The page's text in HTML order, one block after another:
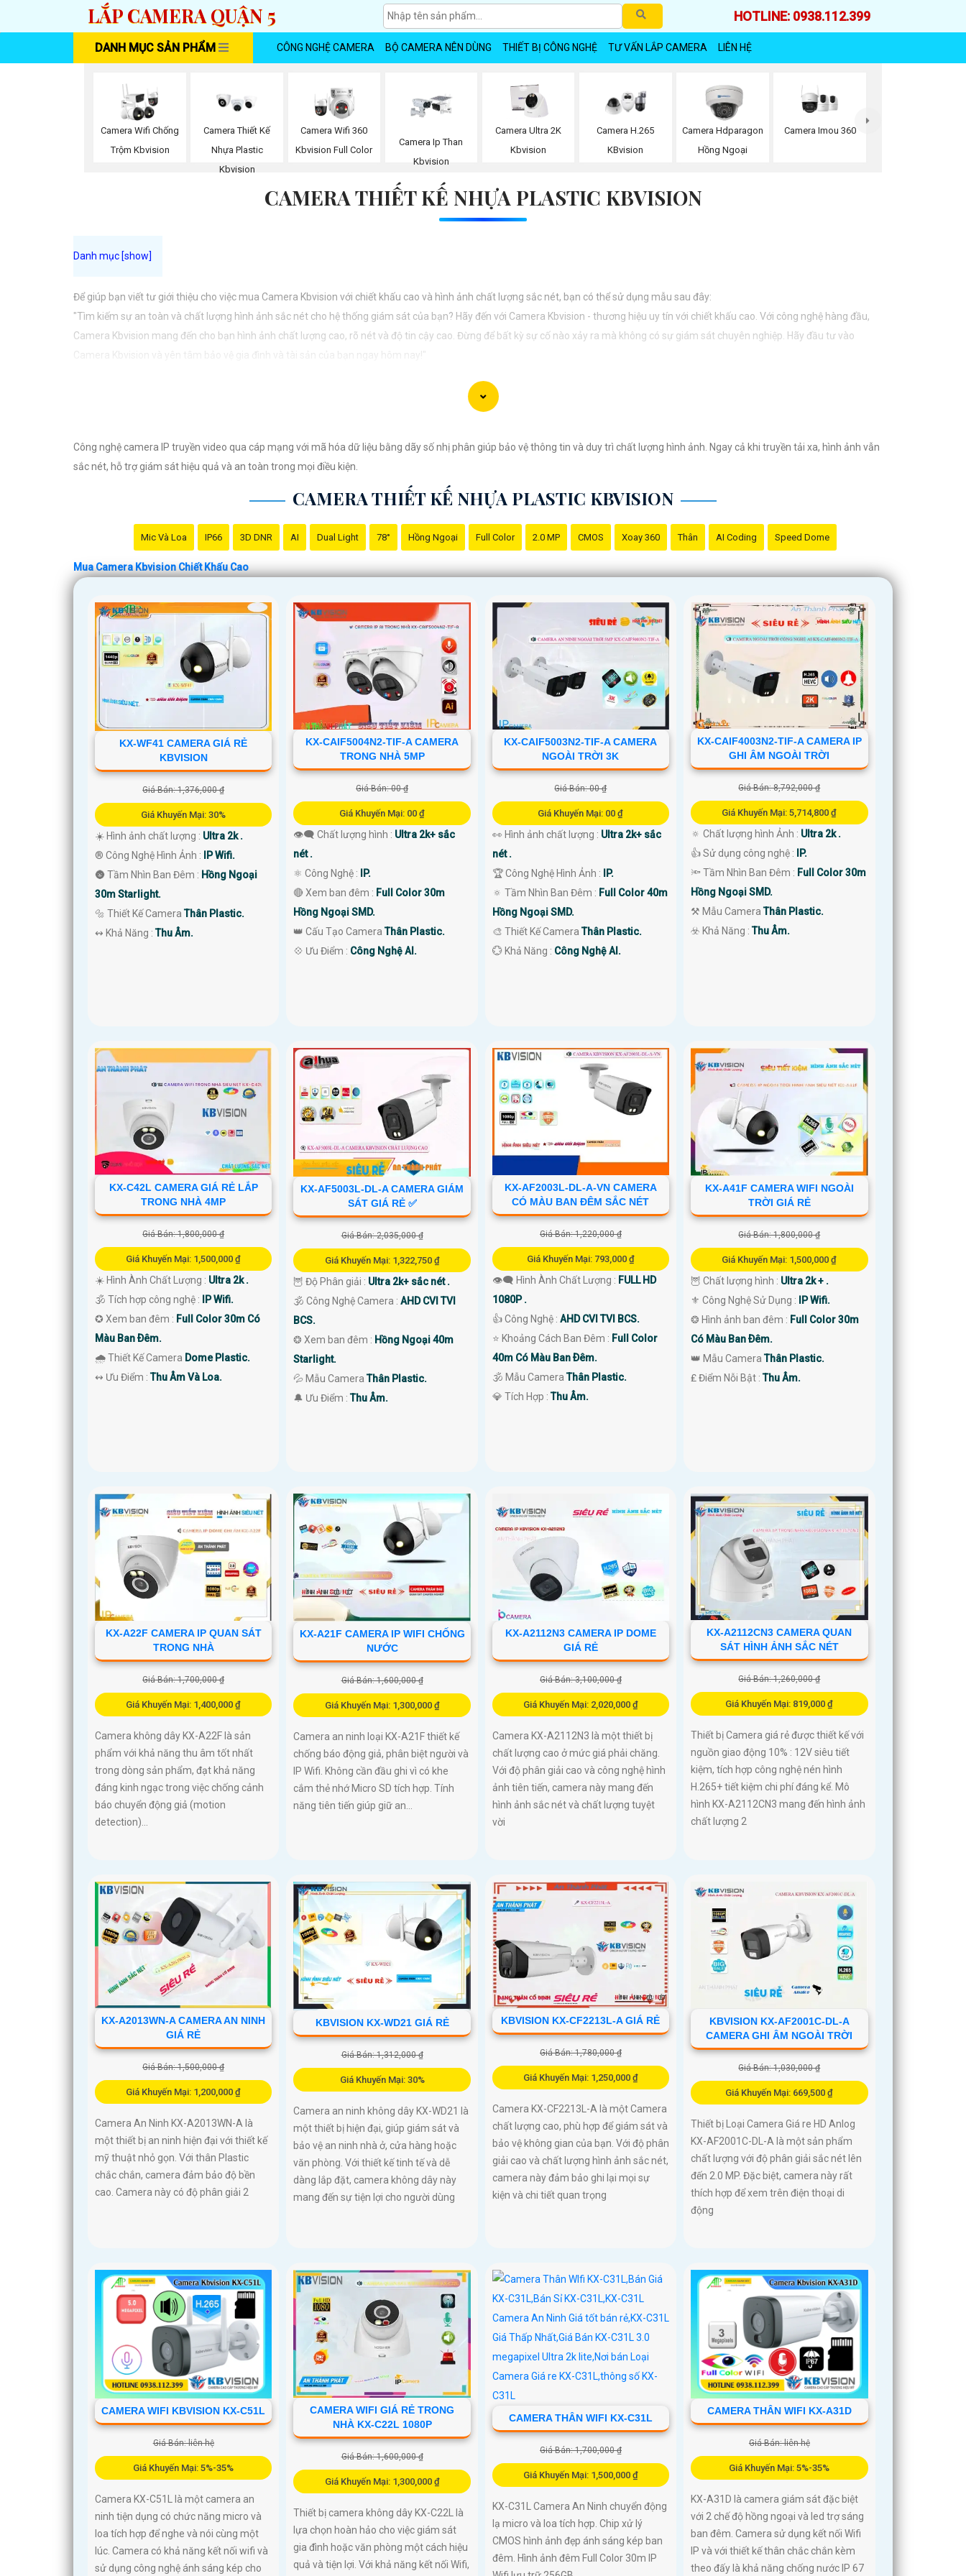
LẮP CAMERA QUẬN 5 HOTLINE: 0938.112.399
DANH MỤC SẢN PHẨM CÔNG NGHỆ CAMERA BỘ CAMERA NÊN DÙNG THIẾT BỊ CÔNG NGHỆ TƯ VẤN LẮP CAMERA LIÊN HỆ
Camera Wifi Chống
Trộm Kbvision
Camera Thiết Kế
Nhựa Plastic
Kbvision
Camera Wifi 360
Kbvision Full Color
Camera Ip Than
Kbvision
Camera Ultra 2K
Kbvision
Camera H.265
KBvision
Camera Hdparagon
Hồng Ngoại
Camera Imou 360
CAMERA THIẾT KẾ NHỰA PLASTIC KBVISION
Để giúp bạn viết tư giới thiệu cho việc mua Camera Kbvision với chiết khấu cao và hình ảnh chất lượng sắc nét, bạn có thể sử dụng mẫu sau đây:
"Tìm kiếm sự an toàn và chất lượng hình ảnh sắc nét cho hệ thống giám sát của bạn? Hãy đến với Camera Kbvision - thương hiệu uy tín với chiết khấu cao. Với công nghệ hàng đầu,
Camera Kbvision mang đến cho bạn hình ảnh chất lượng cao, rõ nét và độ tin cậy cao. Đừng để bất kỳ sự cố nào xảy ra mà không có sự giám sát chuyên nghiệp. Hãy đầu tư vào
Camera Kbvision và yên tâm bảo vệ gia đình và tài sản của bạn ngay hôm nay!"
Công nghệ camera IP truyền video qua cáp mạng với mã hóa dữ liệu bằng dãy số nhị phân giúp bảo vệ thông tin và duy trì chất lượng hình ảnh. Ngay cả khi truyền tải xa, hình ảnh vẫn
sắc nét, hỗ trợ giám sát hiệu quả và an toàn trong mọi điều kiện.
CAMERA THIẾT KẾ NHỰA PLASTIC KBVISION
Mic Và Loa IP66 3D DNR AI Dual Light 78° Hồng Ngoại Full Color 2.0 MP CMOS Xoay 360 Thân AI Coding Speed Dome
Mua Camera Kbvision Chiết Khấu Cao
KX-WF41 CAMERA GIÁ RẺ
KBVISION
Giá Bán: 1,376,000 ₫
Giá Khuyến Mại: 30%
☀️ Hình ảnh chất lượng : Ultra 2k .
®️ Công Nghệ Hình Ảnh :
IP Wifi.
🌚 Tầm Nhìn Ban Đêm : Hồng Ngoại
30m Starlight.
🔩 Thiết Kế CameraThân Plastic.
️↭ Khả Năng :Thu Âm.
KX-CAIF5004N2-TIF-A CAMERA
TRONG NHÀ 5MP
Giá Bán: 00 ₫
Giá Khuyến Mại: 00 ₫
👁️‍🗨 Chất lượng hình : Ultra 2k+ sắc
nét .
⚛️ Công Nghệ :
IP.
🔴 Xem ban đêm : Full Color 30m
Hồng Ngoại SMD.
👑 Cấu Tạo CameraThân Plastic.
️💠 Ưu Điểm : Công Nghệ AI.
KX-CAIF5003N2-TIF-A CAMERA
NGOÀI TRỜI 3K
Giá Bán: 00 ₫
Giá Khuyến Mại: 00 ₫
👀 Hình ảnh chất lượng : Ultra 2k+ sắc
nét .
🏆 Công Nghệ Hình Ảnh :
IP.
🔅 Tầm Nhìn Ban Đêm : Full Color 40m
Hồng Ngoại SMD.
🎨 Thiết Kế CameraThân Plastic.
️💮 Khả Năng : Công Nghệ AI.
KX-CAIF4003N2-TIF-A CAMERA IP
GHI ÂM NGOÀI TRỜI
Giá Bán: 8,792,000 ₫
Giá Khuyến Mại: 5,714,800 ₫
🔅 Chất lượng hình Ảnh : Ultra 2k .
👍 Sử dụng công nghệ :
IP.
🔦 Tầm Nhìn Ban Đêm : Full Color 30m
Hồng Ngoại SMD.
⚒ Mẫu CameraThân Plastic.
️☣️ Khả Năng :Thu Âm.
KX-C42L CAMERA GIÁ RẺ LẮP
TRONG NHÀ 4MP
Giá Bán: 1,800,000 ₫
Giá Khuyến Mại: 1,500,000 ₫
☀️ Hình Ành Chất Lượng : Ultra 2k .
🕉️ Tích hợp công nghệ :
IP Wifi.
✪ Xem ban đêm : Full Color 30m Có
Màu Ban Ðêm.
🌧️ Thiết Kế Camera Dome Plastic.
️↭ Ưu Điểm :Thu Âm Và Loa.
KX-AF5003L-DL-A CAMERA GIÁM
SÁT GIÁ RẺ ✅
Giá Bán: 2,035,000 ₫
Giá Khuyến Mại: 1,322,750 ₫
🦉 Độ Phân giải : Ultra 2k+ sắc nét .
🕉️ Công Nghệ Camera :AHD CVI TVI
BCS.
❂ Xem ban đêm : Hồng Ngoại 40m
Starlight.
💦 Mẫu CameraThân Plastic.
️🔔 Ưu Điểm :Thu Âm.
KX-AF2003L-DL-A-VN CAMERA
CÓ MÀU BAN ĐÊM SẮC NÉT
Giá Bán: 1,220,000 ₫
Giá Khuyến Mại: 793,000 ₫
👁️‍🗨 Hình Ành Chất Lượng : FULL HD
1080P .
👍 Công Nghệ : AHD CVI TVI BCS.
⭐ Khoảng Cách Ban Đêm : Full Color
40m Có Màu Ban Ðêm.
🕉️ Mẫu CameraThân Plastic.
️💎 Tích Hợp :Thu Âm.
KX-A41F CAMERA WIFI NGOÀI
TRỜI GIÁ RẺ
Giá Bán: 1,800,000 ₫
Giá Khuyến Mại: 1,500,000 ₫
🦉 Chất lượng hình : Ultra 2k + .
⚜️ Công Nghệ Sử Dụng : IP Wifi.
❂ Hình ảnh ban đêm : Full Color 30m
Có Màu Ban Ðêm.
👑 Mẫu CameraThân Plastic.
️₤ Điểm Nỗi Bật :Thu Âm.
KX-A22F CAMERA IP QUAN SÁT
TRONG NHÀ
Giá Bán: 1,700,000 ₫
Giá Khuyến Mại: 1,400,000 ₫
Camera không dây KX-A22F là sản
phẩm với khả năng thu âm tốt nhất
trong dòng sản phẩm, đạt khả năng
đáng kinh ngạc trong việc chống cảnh
báo chuyển động giả (motion
detection)...
KX-A21F CAMERA IP WIFI CHỐNG
NƯỚC
Giá Bán: 1,600,000 ₫
Giá Khuyến Mại: 1,300,000 ₫
Camera an ninh loại KX-A21F thiết kế
chống báo động giả, phân biệt người và
IP Wifi. Không cần đầu ghi vì có khe
cắm thẻ nhớ Micro SD tích hợp. Tính
năng tiên tiến giúp giữ an...
KX-A2112N3 CAMERA IP DOME
GIÁ RẺ
Giá Bán: 3,100,000 ₫
Giá Khuyến Mại: 2,020,000 ₫
Camera KX-A2112N3 là một thiết bị
chất lượng cao ở mức giá phải chăng.
Với độ phân giải cao và công nghệ hình
ảnh tiên tiến, camera này mang đến
hình ảnh sắc nét và chất lượng tuyệt
vời
KX-A2112CN3 CAMERA QUAN
SÁT HÌNH ẢNH SẮC NÉT
Giá Bán: 1,260,000 ₫
Giá Khuyến Mại: 819,000 ₫
Thiết bị Camera giá rẻ được thiết kế với
nguồn giao động 10% : 12V siêu tiết
kiệm, tích hợp công nghệ nén hình
H.265+ tiết kiệm chi phí đáng kể. Mô
hình KX-A2112CN3 mang đến hình ảnh
chất lượng 2
KX-A2013WN-A CAMERA AN NINH
GIÁ RẺ
Giá Bán: 1,500,000 ₫
Giá Khuyến Mại: 1,200,000 ₫
Camera An Ninh KX-A2013WN-A là
một thiết bị an ninh hiện đại với thiết kế
mỹ thuật nhỏ gọn. Với thân Plastic
chắc chắn, camera đảm bảo độ bền
cao. Camera này có độ phân giải 2
KBVISION KX-WD21 GIÁ RẺ
Giá Bán: 1,312,000 ₫
Giá Khuyến Mại: 30%
Camera an ninh không dây KX-WD21 là
một thiết bị hiện đại, giúp giám sát và
bảo vệ an ninh nhà ở, cửa hàng hoặc
văn phòng. Với thiết kế tinh tế và dễ
dàng lắp đặt, camera không dây này
mang đến sự tiện lợi cho người dùng
KBVISION KX-CF2213L-A GIÁ RẺ
Giá Bán: 1,780,000 ₫
Giá Khuyến Mại: 1,250,000 ₫
Camera KX-CF2213L-A là một Camera
chất lượng cao, phù hợp để giám sát và
bảo vệ không gian của bạn. Với độ phân
giải cao và chất lượng hình ảnh sắc nét,
camera này đảm bảo ghi lại mọi sự
kiện và chi tiết quan trọng
KBVISION KX-AF2001C-DL-A
CAMERA GHI ÂM NGOÀI TRỜI
Giá Bán: 1,030,000 ₫
Giá Khuyến Mại: 669,500 ₫
Thiết bị Loại Camera Giá re HD Anlog
KX-AF2001C-DL-A là một sản phẩm
chất lượng với độ phân giải sắc nét lên
đến 2.0 MP. Đặc biệt, camera này rất
thích hợp để xem trên điện thoại di
động
CAMERA WIFI KBVISION KX-C51L
Giá Bán: liên hệ
Giá Khuyến Mại: 5%-35%
Camera KX-C51L là một camera an
ninh tiện dụng có chức năng micro và
loa tích hợp để nghe và nói cùng một
lúc. Camera có khả năng kết nối wifi và
sử dụng công nghệ ánh sáng kép cho
CAMERA WIFI GIÁ RẺ TRONG
NHÀ KX-C22L 1080P
Giá Bán: 1,600,000 ₫
Giá Khuyến Mại: 1,300,000 ₫
Thiết bị camera không dây KX-C22L là
lựa chọn hoàn hảo cho việc giám sát
gia đình hoặc văn phòng một cách hiệu
quả và tiện lợi. Với khả năng kết nối Wifi,
CAMERA THÂN WIFI KX-C31L
Giá Bán: 1,700,000 ₫
Giá Khuyến Mại: 1,500,000 ₫
KX-C31L Camera An Ninh chuyển động
lạ micro và loa tích hợp. Chip xử lý
CMOS hình ảnh đẹp ánh sáng kép ban
đêm. Hình ảnh đêm Full Color 30m IP
CAMERA THÂN WIFI KX-A31D
Giá Bán: liên hệ
Giá Khuyến Mại: 5%-35%
KX-A31D là camera giám sát đặc biệt
với 2 chế độ hồng ngoại và led trợ sáng
ban đêm. Camera sử dụng kết nối Wifi
IP và với thiết kế thân chắc chắn kèm
theo đấy là khả năng chống nước IP 67